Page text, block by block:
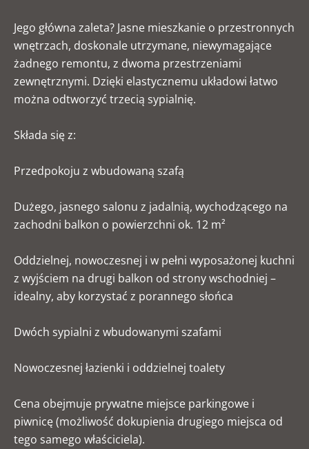
Jego główna zaleta? Jasne mieszkanie o przestronnych
wnętrzach, doskonale utrzymane, niewymagające
żadnego remontu, z dwoma przestrzeniami
zewnętrznymi. Dzięki elastycznemu układowi łatwo
można odtworzyć trzecią sypialnię.
Składa się z:
Przedpokoju z wbudowaną szafą
Dużego, jasnego salonu z jadalnią, wychodzącego na
zachodni balkon o powierzchni ok. 12 m²
Oddzielnej, nowoczesnej i w pełni wyposażonej kuchni
z wyjściem na drugi balkon od strony wschodniej –
idealny, aby korzystać z porannego słońca
Dwóch sypialni z wbudowanymi szafami
Nowoczesnej łazienki i oddzielnej toalety
Cena obejmuje prywatne miejsce parkingowe i
piwnicę (możliwość dokupienia drugiego miejsca od
tego samego właściciela).